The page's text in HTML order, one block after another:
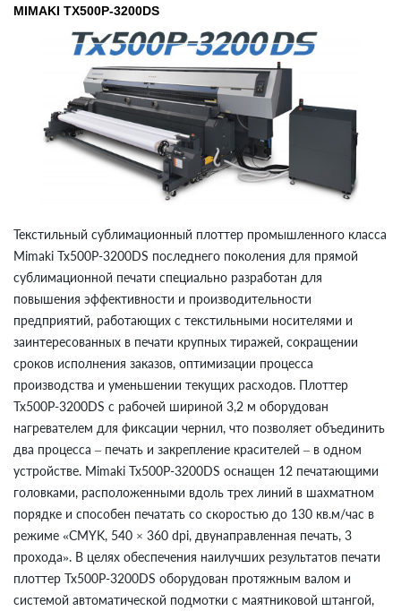
MIMAKI TX500P-3200DS
Текстильный сублимационный плоттер промышленного класса
Mimaki Tx500P-3200DS последнего поколения для прямой
сублимационной печати специально разработан для
повышения эффективности и производительности
предприятий, работающих с текстильными носителями и
заинтересованных в печати крупных тиражей, сокращении
сроков исполнения заказов, оптимизации процесса
производства и уменьшении текущих расходов. Плоттер
Tx500P-3200DS с рабочей шириной 3,2 м оборудован
нагревателем для фиксации чернил, что позволяет объединить
два процесса – печать и закрепление красителей – в одном
устройстве. Mimaki Tx500P-3200DS оснащен 12 печатающими
головками, расположенными вдоль трех линий в шахматном
порядке и способен печатать со скоростью до 130 кв.м/час в
режиме «CMYK, 540 × 360 dpi, двунаправленная печать, 3
прохода». В целях обеспечения наилучших результатов печати
плоттер Tx500P-3200DS оборудован протяжным валом и
системой автоматической подмотки с маятниковой штангой,